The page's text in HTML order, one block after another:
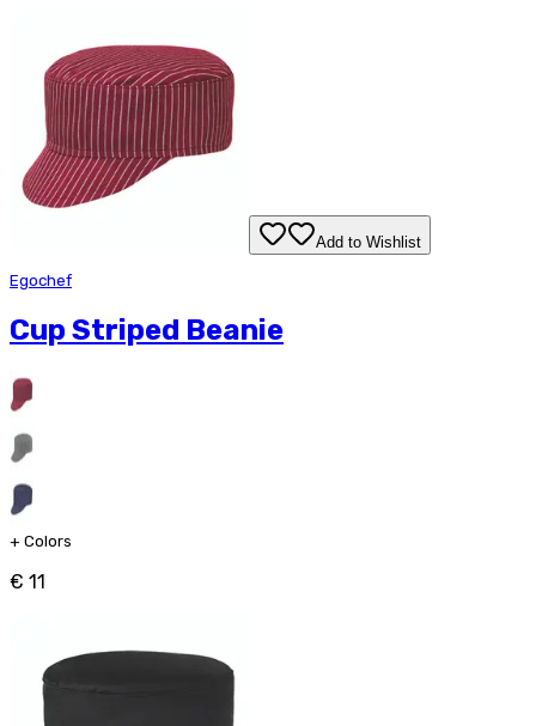
Add to Wishlist
Egochef
Cup Striped Beanie
+ Colors
€ 11